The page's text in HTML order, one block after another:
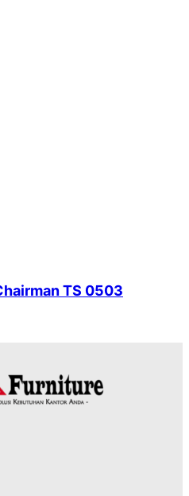
TS 0503